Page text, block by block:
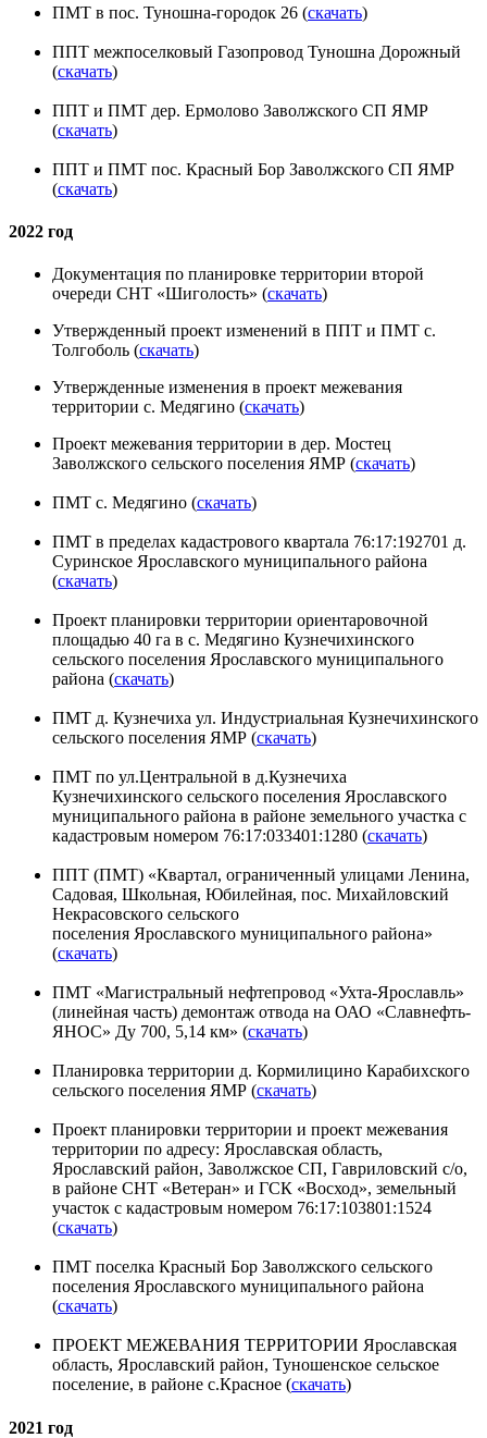
ПМТ в пос. Туношна-городок 26 (скачать)
ППТ межпоселковый Газопровод Туношна Дорожный
(скачать)
ППТ и ПМТ дер. Ермолово Заволжского СП ЯМР
(скачать)
ППТ и ПМТ пос. Красный Бор Заволжского СП ЯМР
(скачать)
2022 год
Документация по планировке территории второй
очереди СНТ «Шиголость» (скачать)
Утвержденный проект изменений в ППТ и ПМТ с.
Толгоболь (скачать)
Утвержденные изменения в проект межевания
территории с. Медягино (скачать)
Проект межевания территории в дер. Мостец
Заволжского сельского поселения ЯМР (скачать)
ПМТ с. Медягино (скачать)
ПМТ в пределах кадастрового квартала 76:17:192701 д.
Суринское Ярославского муниципального района
(скачать)
Проект планировки территории ориентаровочной
площадью 40 га в с. Медягино Кузнечихинского
сельского поселения Ярославского муниципального
района (скачать)
ПМТ д. Кузнечиха ул. Индустриальная Кузнечихинского
сельского поселения ЯМР (скачать)
ПМТ по ул.Центральной в д.Кузнечиха
Кузнечихинского сельского поселения Ярославского
муниципального района в районе земельного участка с
кадастровым номером 76:17:033401:1280 (скачать)
ППТ (ПМТ) «Квартал, ограниченный улицами Ленина,
Садовая, Школьная, Юбилейная, пос. Михайловский
Некрасовского сельского
поселения Ярославского муниципального района»
(скачать)
ПМТ «Магистральный нефтепровод «Ухта-Ярославль»
(линейная часть) демонтаж отвода на ОАО «Славнефть-
ЯНОС» Ду 700, 5,14 км» (скачать)
Планировка территории д. Кормилицино Карабихского
сельского поселения ЯМР (скачать)
Проект планировки территории и проект межевания
территории по адресу: Ярославская область,
Ярославский район, Заволжское СП, Гавриловский с/о,
в районе СНТ «Ветеран» и ГСК «Восход», земельный
участок с кадастровым номером 76:17:103801:1524
(скачать)
ПМТ поселка Красный Бор Заволжского сельского
поселения Ярославского муниципального района
(скачать)
ПРОЕКТ МЕЖЕВАНИЯ ТЕРРИТОРИИ Ярославская
область, Ярославский район, Туношенское сельское
поселение, в районе с.Красное (скачать)
2021 год